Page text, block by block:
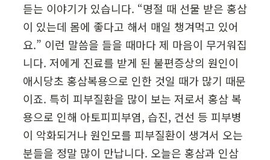
듣는 이야기가 있습니다. “명절 때 선물 받은 홍삼
이 있는데 몸에 좋다고 해서 매일 챙겨먹고 있어
요.” 이런 말씀을 들을 때마다 제 마음이 무거워집
니다. 저에게 진료를 받게 된 불편증상의 원인이
애시당초 홍삼복용으로 인한 것일 때가 많기 때문
이죠. 특히 피부질환을 많이 보는 저로서 홍삼 복
용으로 인해 아토피피부염, 습진, 건선 등 피부병
이 악화되거나 원인모를 피부질환이 생겨서 오는
분들을 정말 많이 만납니다. 오늘은 홍삼과 인삼